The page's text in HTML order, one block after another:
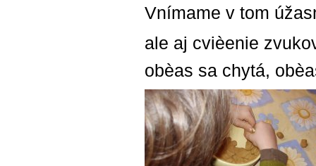
Vnímame v tom
ale aj cvièenie
obèas sa chytá,